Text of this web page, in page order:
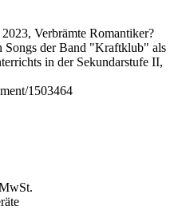
2023, Verbrämte Romantiker?
Songs der Band "Kraftklub" als
in der Sekundarstufe II,
1503464